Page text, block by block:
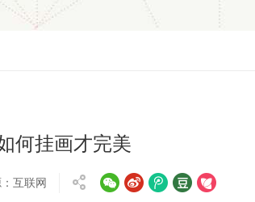
何挂画才完美
互联网